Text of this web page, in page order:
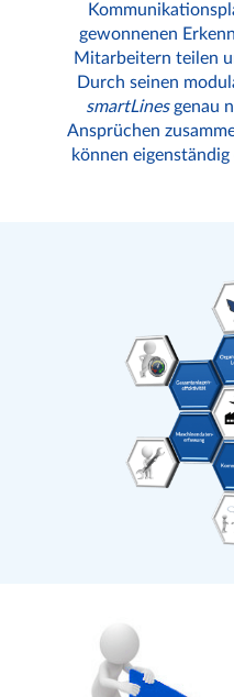
gewonnenen
Mitarbeitern teilen
Durch seinen
smartLinesgenau
Ansprüchen
können